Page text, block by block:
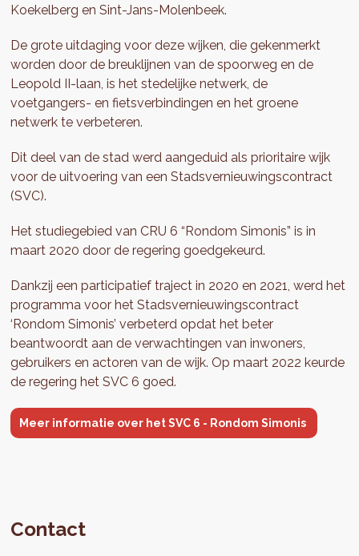
Koekelberg en Sint-Jans-Molenbeek.
De grote uitdaging voor deze wijken, die gekenmerkt
worden door de breuklijnen van de spoorweg en de
Leopold II-laan, is het stedelijke netwerk, de
voetgangers- en fietsverbindingen en het groene
netwerk te verbeteren.
Dit deel van de stad werd aangeduid als prioritaire wijk
voor de uitvoering van een Stadsvernieuwingscontract
(SVC).
Het studiegebied van CRU 6 “Rondom Simonis” is in
maart 2020 door de regering goedgekeurd.
Dankzij een participatief traject in 2020 en 2021, werd het
programma voor het Stadsvernieuwingscontract
‘Rondom Simonis’ verbeterd opdat het beter
beantwoordt aan de verwachtingen van inwoners,
gebruikers en actoren van de wijk. Op maart 2022 keurde
de regering het SVC 6 goed.
Meer informatie over het SVC 6 - Rondom Simonis
Contact